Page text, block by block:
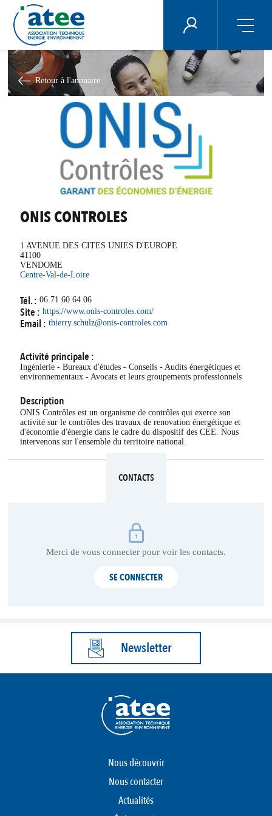
Aller
contenu
principal
ÉNERGIE PLUS
Retour à l'annuaire
ONIS CONTROLES
1 AVENUE DES CITES UNIES D'EUROPE
41100
VENDOME
Centre-Val-de-Loire
Tél. : 06 71 60 64 06
Site : https://www.onis-controles.com/
Email : thierry.schulz@onis-controles.com
Activité principale :
Ingénierie - Bureaux d'études - Conseils - Audits énergétiques et
environnementaux - Avocats et leurs groupements professionnels
Description
ONIS Contrôles est un organisme de contrôles qui exerce son
activité sur le contrôles des travaux de renovation énergétique et
d'économie d'énergie dans le cadre du dispositif des CEE. Nous
intervenons sur l'ensemble du territoire national.
CONTACTS
Merci de vous connecter pour voir les contacts.
SE CONNECTER
Newsletter
Nous découvrir
Nous contacter
Actualités
Panneau de gestion des cookies